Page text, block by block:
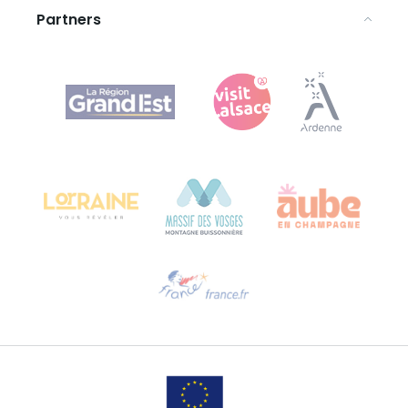
Agence Régionale du Tourisme Grand Est
Bureau de Colmar (hoofdkantoor)
Stuur ons een e-mail
Partners